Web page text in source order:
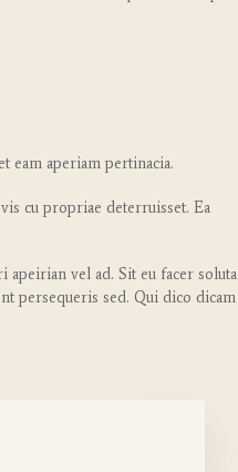
eam aperiam pertinacia.
cu propriae deterruisset. Ea
vel ad. Sit eu facer soluta
persequeris sed. Qui dico dicam